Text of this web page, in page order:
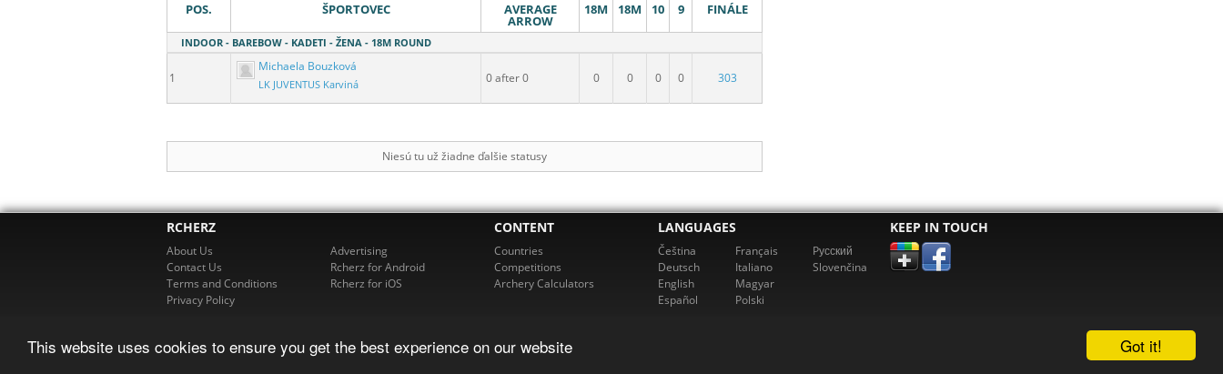
Got it!
This website uses cookies to ensure you get the best experience on our website
POS. ŠPORTOVEC AVERAGE
ARROW
18M 18M 10 9 FINÁLE
INDOOR - BAREBOW - KADETI - ŽENA - 18M ROUND
1
Michaela Bouzková
LK JUVENTUS Karviná 0 after 0 0 0 0 0 303
Niesú tu už žiadne ďalšie statusy
RCHERZ
About Us
Contact Us
Terms and Conditions
Privacy Policy
Advertising
Rcherz for Android
Rcherz for iOS
CONTENT
Countries
Competitions
Archery Calculators
LANGUAGES
Čeština
Deutsch
English
Español
Français
Italiano
Magyar
Polski
Pусский
Slovenčina
KEEP IN TOUCH
© 2026 Rcherz. All rights reserved. For more information please email us at
Powered by bowbook, s.r.o